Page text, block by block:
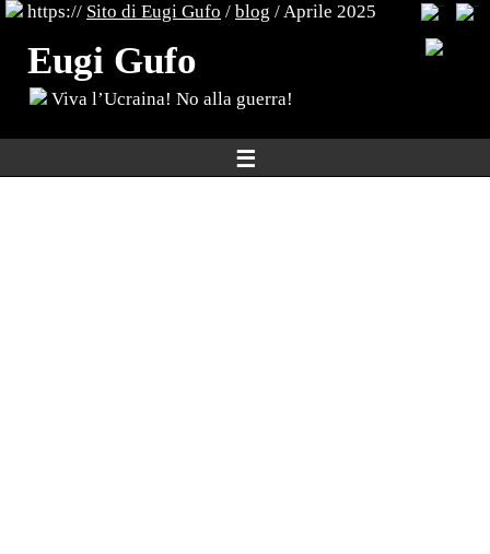
https:// Sito di Eugi Gufo / blog / Aprile 2025
Eugi Gufo
Viva l’Ucraina! No alla guerra!
☰